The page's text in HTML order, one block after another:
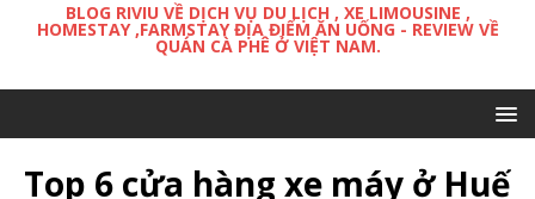
BLOG RIVIU VỀ DỊCH VỤ DU LỊCH , XE LIMOUSINE ,
HOMESTAY ,FARMSTAY ĐỊA ĐIỂM ĂN UỐNG - REVIEW VỀ
QUÁN CÀ PHÊ Ở VIỆT NAM.
Top 6 cửa hàng xe máy ở Huế